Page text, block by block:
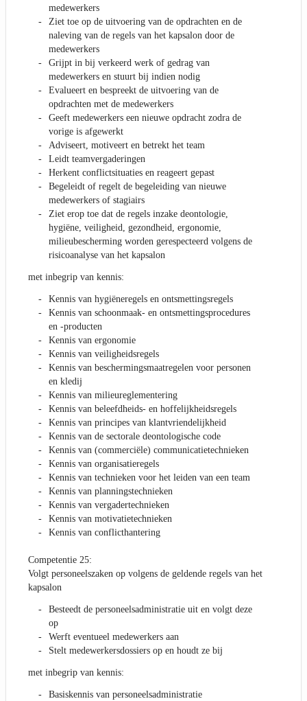
medewerkers
Ziet toe op de uitvoering van de opdrachten en de
naleving van de regels van het kapsalon door de
medewerkers
Grijpt in bij verkeerd werk of gedrag van
medewerkers en stuurt bij indien nodig
Evalueert en bespreekt de uitvoering van de
opdrachten met de medewerkers
Geeft medewerkers een nieuwe opdracht zodra de
vorige is afgewerkt
Adviseert, motiveert en betrekt het team
Leidt teamvergaderingen
Herkent conflictsituaties en reageert gepast
Begeleidt of regelt de begeleiding van nieuwe
medewerkers of stagiairs
Ziet erop toe dat de regels inzake deontologie,
hygiëne, veiligheid, gezondheid, ergonomie,
milieubescherming worden gerespecteerd volgens de
risicoanalyse van het kapsalon
met inbegrip van kennis:
Kennis van hygiëneregels en ontsmettingsregels
Kennis van schoonmaak- en ontsmettingsprocedures
en -producten
Kennis van ergonomie
Kennis van veiligheidsregels
Kennis van beschermingsmaatregelen voor personen
en kledij
Kennis van milieureglementering
Kennis van beleefdheids- en hoffelijkheidsregels
Kennis van principes van klantvriendelijkheid
Kennis van de sectorale deontologische code
Kennis van (commerciële) communicatietechnieken
Kennis van organisatieregels
Kennis van technieken voor het leiden van een team
Kennis van planningstechnieken
Kennis van vergadertechnieken
Kennis van motivatietechnieken
Kennis van conflicthantering
Competentie 25:
Volgt personeelszaken op volgens de geldende regels van het
kapsalon
Besteedt de personeelsadministratie uit en volgt deze
op
Werft eventueel medewerkers aan
Stelt medewerkersdossiers op en houdt ze bij
met inbegrip van kennis:
Basiskennis van personeelsadministratie